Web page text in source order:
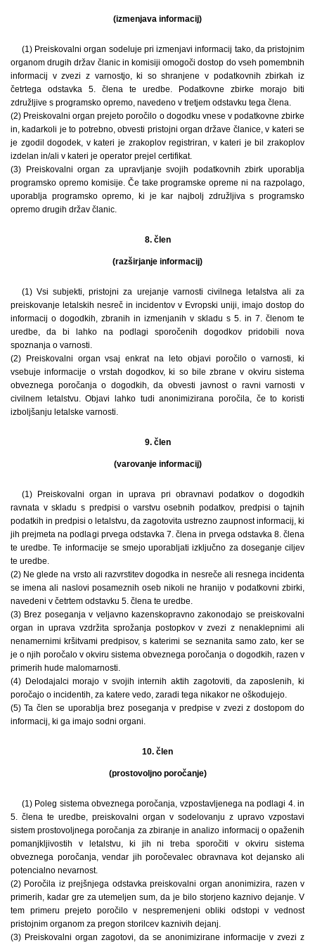
(izmenjava informacij)
(1) Preiskovalni organ sodeluje pri izmenjavi informacij tako, da pristojnim
organom drugih držav članic in komisiji omogoči dostop do vseh pomembnih
informacij v zvezi z varnostjo, ki so shranjene v podatkovnih zbirkah iz
četrtega odstavka 5. člena te uredbe. Podatkovne zbirke morajo biti
združljive s programsko opremo, navedeno v tretjem odstavku tega člena.
(2) Preiskovalni organ prejeto poročilo o dogodku vnese v podatkovne zbirke
in, kadarkoli je to potrebno, obvesti pristojni organ države članice, v kateri se
je zgodil dogodek, v kateri je zrakoplov registriran, v kateri je bil zrakoplov
izdelan in/ali v kateri je operator prejel certifikat.
(3) Preiskovalni organ za upravljanje svojih podatkovnih zbirk uporablja
programsko opremo komisije. Če take programske opreme ni na razpolago,
uporablja programsko opremo, ki je kar najbolj združljiva s programsko
opremo drugih držav članic.
8. člen
(razširjanje informacij)
(1) Vsi subjekti, pristojni za urejanje varnosti civilnega letalstva ali za
preiskovanje letalskih nesreč in incidentov v Evropski uniji, imajo dostop do
informacij o dogodkih, zbranih in izmenjanih v skladu s 5. in 7. členom te
uredbe, da bi lahko na podlagi sporočenih dogodkov pridobili nova
spoznanja o varnosti.
(2) Preiskovalni organ vsaj enkrat na leto objavi poročilo o varnosti, ki
vsebuje informacije o vrstah dogodkov, ki so bile zbrane v okviru sistema
obveznega poročanja o dogodkih, da obvesti javnost o ravni varnosti v
civilnem letalstvu. Objavi lahko tudi anonimizirana poročila, če to koristi
izboljšanju letalske varnosti.
9. člen
(varovanje informacij)
(1) Preiskovalni organ in uprava pri obravnavi podatkov o dogodkih
ravnata v skladu s predpisi o varstvu osebnih podatkov, predpisi o tajnih
podatkih in predpisi o letalstvu, da zagotovita ustrezno zaupnost informacij, ki
jih prejmeta na podlagi prvega odstavka 7. člena in prvega odstavka 8. člena
te uredbe. Te informacije se smejo uporabljati izključno za doseganje ciljev
te uredbe.
(2) Ne glede na vrsto ali razvrstitev dogodka in nesreče ali resnega incidenta
se imena ali naslovi posameznih oseb nikoli ne hranijo v podatkovni zbirki,
navedeni v četrtem odstavku 5. člena te uredbe.
(3) Brez poseganja v veljavno kazenskopravno zakonodajo se preiskovalni
organ in uprava vzdržita sprožanja postopkov v zvezi z nenaklepnimi ali
nenamernimi kršitvami predpisov, s katerimi se seznanita samo zato, ker se
je o njih poročalo v okviru sistema obveznega poročanja o dogodkih, razen v
primerih hude malomarnosti.
(4) Delodajalci morajo v svojih internih aktih zagotoviti, da zaposlenih, ki
poročajo o incidentih, za katere vedo, zaradi tega nikakor ne oškodujejo.
(5) Ta člen se uporablja brez poseganja v predpise v zvezi z dostopom do
informacij, ki ga imajo sodni organi.
10. člen
(prostovoljno poročanje)
(1) Poleg sistema obveznega poročanja, vzpostavljenega na podlagi 4. in
5. člena te uredbe, preiskovalni organ v sodelovanju z upravo vzpostavi
sistem prostovoljnega poročanja za zbiranje in analizo informacij o opaženih
pomanjkljivostih v letalstvu, ki jih ni treba sporočiti v okviru sistema
obveznega poročanja, vendar jih poročevalec obravnava kot dejansko ali
potencialno nevarnost.
(2) Poročila iz prejšnjega odstavka preiskovalni organ anonimizira, razen v
primerih, kadar gre za utemeljen sum, da je bilo storjeno kaznivo dejanje. V
tem primeru prejeto poročilo v nespremenjeni obliki odstopi v vednost
pristojnim organom za pregon storilcev kaznivih dejanj.
(3) Preiskovalni organ zagotovi, da se anonimizirane informacije v zvezi z